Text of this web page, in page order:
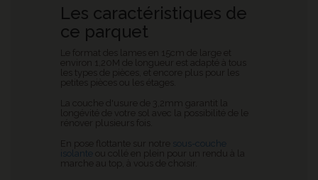
Les caractéristiques de
ce parquet
Le format des lames en 15cm de large et
environ 1,20M de longueur est adapté à tous
les types de pièces, et encore plus pour les
petites pièces ou les étages.
La couche d'usure de 3,2mm garantit la
longévité de votre sol avec la possibilité de le
rénover plusieurs fois.
En pose flottante sur notre sous-couche
isolante
marche au top, à vous de choisir.